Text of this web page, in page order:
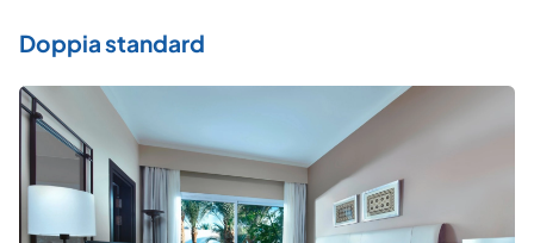
Doppia standard